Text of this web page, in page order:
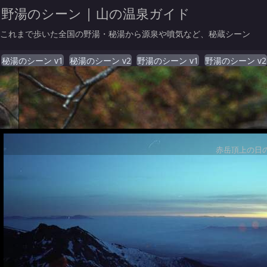
野湯のシーン | 山の温泉ガイド
これまで歩いた全国の野湯・秘湯から源泉や噴気など、秘蔵シーン
秘湯のシーン v1 秘湯のシーン v2 野湯のシーン v1 野湯のシーン v2
赤岳頂上の日